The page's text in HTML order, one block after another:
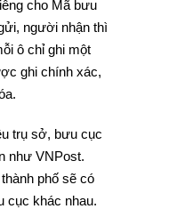
cho Mã bưu
người nhận thì
ô chỉ ghi một
ghi chính xác,
trụ sở, bưu cục
như VNPost.
phố sẽ có
cục khác nhau.